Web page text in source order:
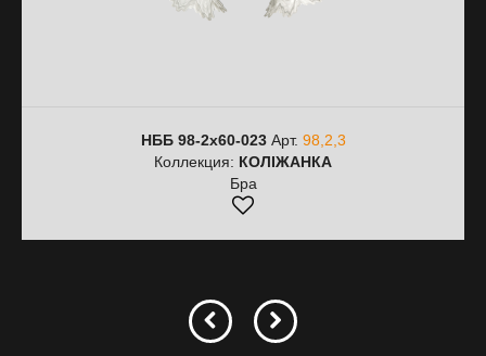
НББ 98-2х60-023Арт. 98,2,3
Коллекция: КОЛІЖАНКА
Бра